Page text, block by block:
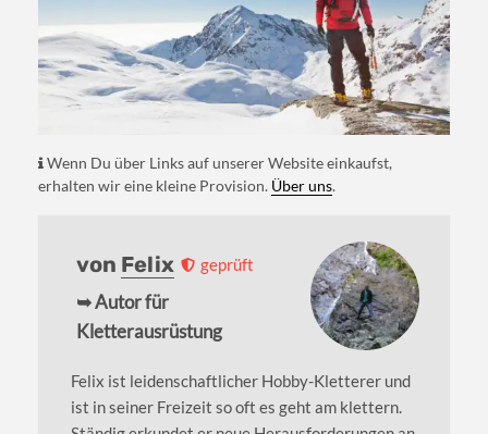
Wenn Du über Links auf unserer Website einkaufst,
erhalten wir eine kleine Provision. Über uns.
von Felix geprüft
➥ Autor für
Kletterausrüstung
Felix ist leidenschaftlicher Hobby-Kletterer und
ist in seiner Freizeit so oft es geht am klettern.